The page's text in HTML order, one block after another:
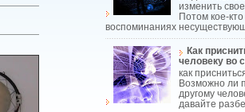
изменить
Потом кое-
воспоминаниях
Как
человеку во
как
Возможно ли
другому
давайте